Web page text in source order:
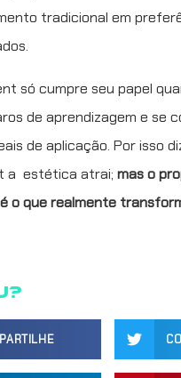
tradicional em
só cumpre seu papel
de aprendizagem e se
de aplicação. Por isso
a estética atrai; mas o
o que realmente